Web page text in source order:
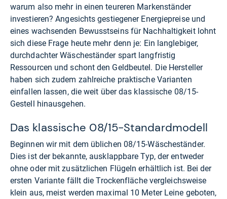
warum also mehr in einen teureren Markenständer
investieren? Angesichts gestiegener Energiepreise und
eines wachsenden Bewusstseins für Nachhaltigkeit lohnt
sich diese Frage heute mehr denn je: Ein langlebiger,
durchdachter Wäscheständer spart langfristig
Ressourcen und schont den Geldbeutel. Die Hersteller
haben sich zudem zahlreiche praktische Varianten
einfallen lassen, die weit über das klassische 08/15-
Gestell hinausgehen.
Das klassische 08/15-Standardmodell
Beginnen wir mit dem üblichen 08/15-Wäscheständer.
Dies ist der bekannte, ausklappbare Typ, der entweder
ohne oder mit zusätzlichen Flügeln erhältlich ist. Bei der
ersten Variante fällt die Trockenfläche vergleichsweise
klein aus, meist werden maximal 10 Meter Leine geboten,